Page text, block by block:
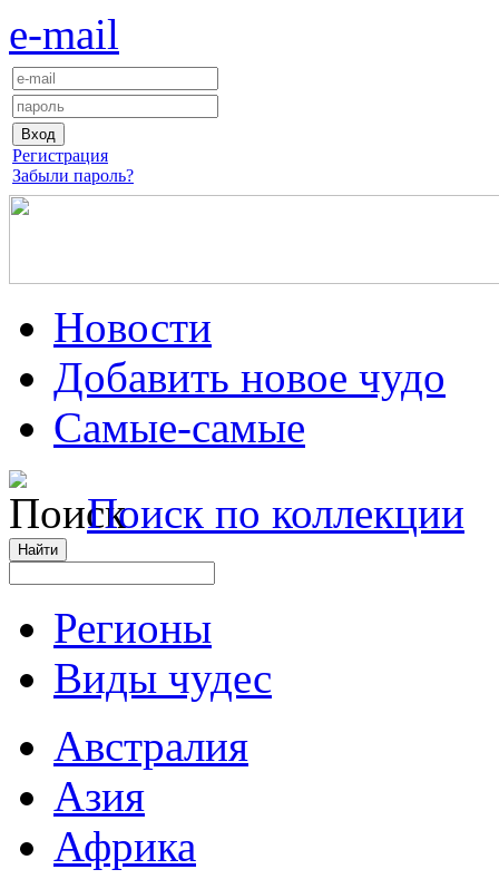
e-mail
Регистрация
Забыли пароль?
Новости
Добавить новое чудо
Самые-самые
Поиск по коллекции
Регионы
Виды чудес
Австралия
Азия
Африка